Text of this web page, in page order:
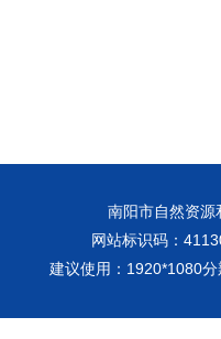
南阳市自然资
网站标识码：
建议使用：1920*1080